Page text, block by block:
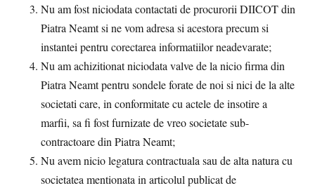
Nu am fost niciodata contactati de procurorii DIICOT din
Piatra Neamt si ne vom adresa si acestora precum si
instantei pentru corectarea informatiilor neadevarate;
Nu am achizitionat niciodata valve de la nicio firma din
Piatra Neamt pentru sondele forate de noi si nici de la alte
societati care, in conformitate cu actele de insotire a
marfii, sa fi fost furnizate de vreo societate sub-
contractoare din Piatra Neamt;
Nu avem nicio legatura contractuala sau de alta natura cu
societatea mentionata in articolul publicat de